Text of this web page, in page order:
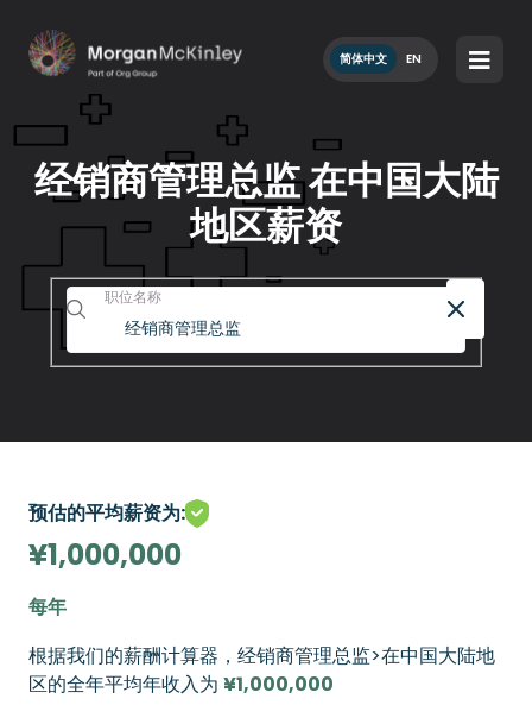
简体中文 EN
经销商管理总监 在中国大陆
地区薪资
职位名称
预估的平均薪资为:
¥1,000,000
每年
根据我们的薪酬计算器，经销商管理总监>在中国大陆地
区的全年平均年收入为 ¥1,000,000